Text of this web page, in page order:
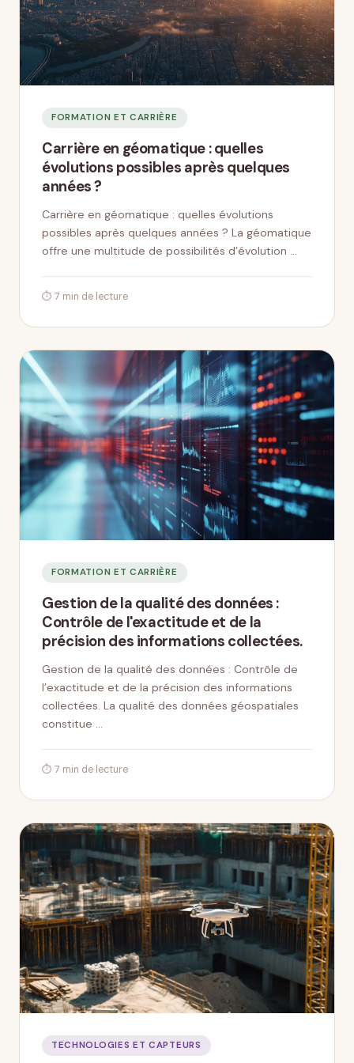
FORMATION ET CARRIÈRE
Carrière en géomatique : quelles
évolutions possibles après quelques
années ?
Carrière en géomatique : quelles évolutions
possibles après quelques années ? La géomatique
offre une multitude de possibilités d’évolution …
⏱ 7 min de lecture
FORMATION ET CARRIÈRE
Gestion de la qualité des données :
Contrôle de l'exactitude et de la
précision des informations collectées.
Gestion de la qualité des données : Contrôle de
l’exactitude et de la précision des informations
collectées. La qualité des données géospatiales
constitue …
⏱ 7 min de lecture
TECHNOLOGIES ET CAPTEURS